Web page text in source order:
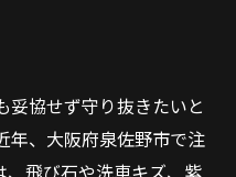
妥協せず守り抜きたいと
年、大阪府泉佐野市で注
、飛び石や洗車キズ、紫